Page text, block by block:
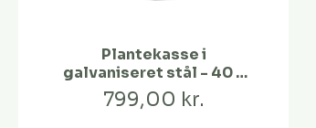
Plantekasse i
galvaniseret stål - 40 x
40 x 40 cm
799,00 kr.